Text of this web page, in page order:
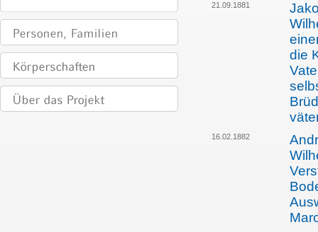
21.09.1881
die
16.02.1882